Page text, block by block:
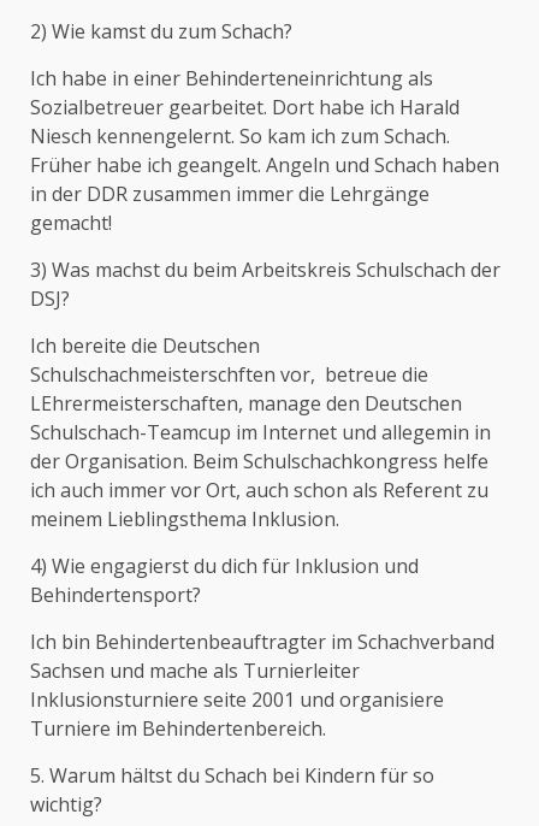
2) Wie kamst du zum Schach?
Ich habe in einer Behinderteneinrichtung als
Sozialbetreuer gearbeitet. Dort habe ich Harald
Niesch kennengelernt. So kam ich zum Schach.
Früher habe ich geangelt. Angeln und Schach haben
in der DDR zusammen immer die Lehrgänge
gemacht!
3) Was machst du beim Arbeitskreis Schulschach der
DSJ?
Ich bereite die Deutschen
Schulschachmeisterschften vor, betreue die
LEhrermeisterschaften, manage den Deutschen
Schulschach-Teamcup im Internet und allegemin in
der Organisation. Beim Schulschachkongress helfe
ich auch immer vor Ort, auch schon als Referent zu
meinem Lieblingsthema Inklusion.
4) Wie engagierst du dich für Inklusion und
Behindertensport?
Ich bin Behindertenbeauftragter im Schachverband
Sachsen und mache als Turnierleiter
Inklusionsturniere seite 2001 und organisiere
Turniere im Behindertenbereich.
5. Warum hältst du Schach bei Kindern für so
wichtig?